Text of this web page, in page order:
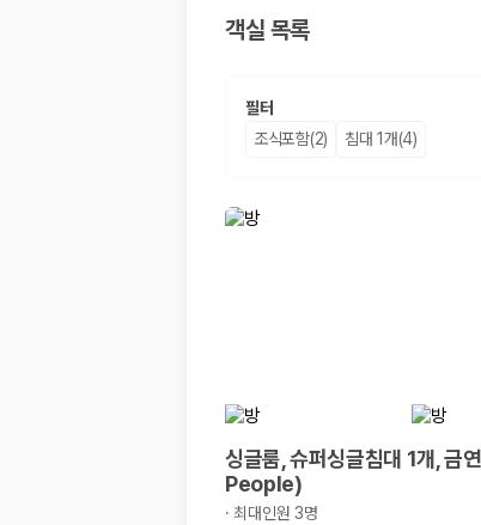
완전자차와 슈퍼자차는 업체별 보장 범위가 다를 수 있습니다.
제주 렌트카는 차량 인수 위치와 셔틀 편의성에 따라 실제 이용
혼자 또는 2인 여행에 적합하며 제주 렌트카 최저가를 찾
가족 여행, 짐이 많은 여행, 장거리 이동에 적합하며 보험
단체 여행이나 4인 이상 가족 여행에 적합하며 인원수, 짐
제주렌트카 보험까지 비교해야 진짜 가격비
동일한 차량이라도 보험 조건에 따라 실제 부담 금액이 달라질
객실 목록
필터
조식포함(2)
침대 1개(4)
싱글룸, 슈퍼싱글침대 1개, 금
People)
·최대인원 3명